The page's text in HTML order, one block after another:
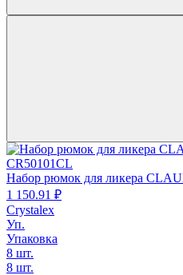
CR50101CL
Набор рюмок для ликера
1 150.91 ₽
Crystalex
Уп.
Упаковка
8 шт.
8 шт.